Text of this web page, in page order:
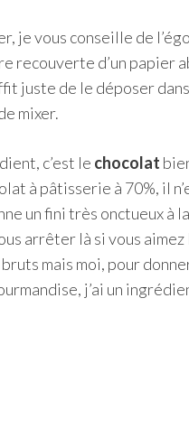
je vous conseille de
recouverte d’un papier
juste de le déposer
mixer.
c’est le chocolat
à pâtisserie à 70%, il
un fini très onctueux à
arrêter là si vous aimez
mais moi, pour
j’ai un